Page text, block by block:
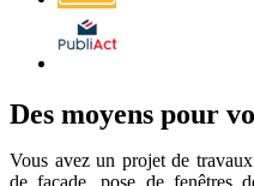
Affichage
légal
Des moyens pour
Vous avez un projet de
de façade, pose de fenêtres